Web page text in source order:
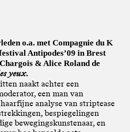
o.a. met Compagnie du K
Antipodes’09 in Brest
& Alice Roland de
yeux.
naakt achter een
een man van
analyse van striptease
bespiegelingen
bewegingskunstenaar, en